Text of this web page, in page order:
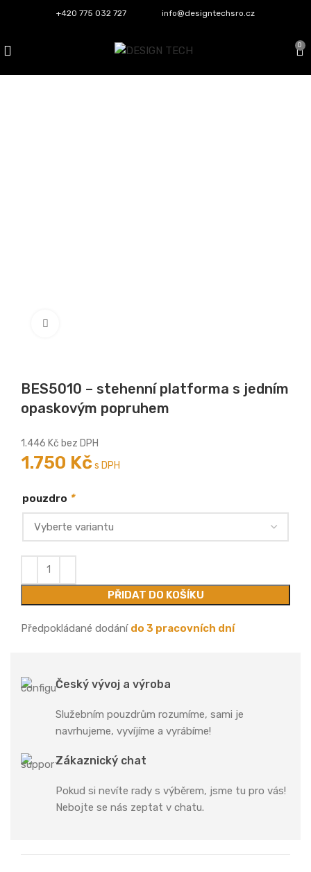
+420 775 032 727 info@designtechsro.cz
0
BES5010 – stehenní platforma s jedním
opaskovým popruhem
1.446 Kč bez DPH
1.750 Kč s DPH
pouzdro *
PŘIDAT DO KOŠÍKU
Předpokládané dodání do 3 pracovních dní
Český vývoj a výroba
Služebním pouzdrům rozumíme, sami je
navrhujeme, vyvíjíme a vyrábíme!
Zákaznický chat
Pokud si nevíte rady s výběrem, jsme tu pro vás!
Nebojte se nás zeptat v chatu.